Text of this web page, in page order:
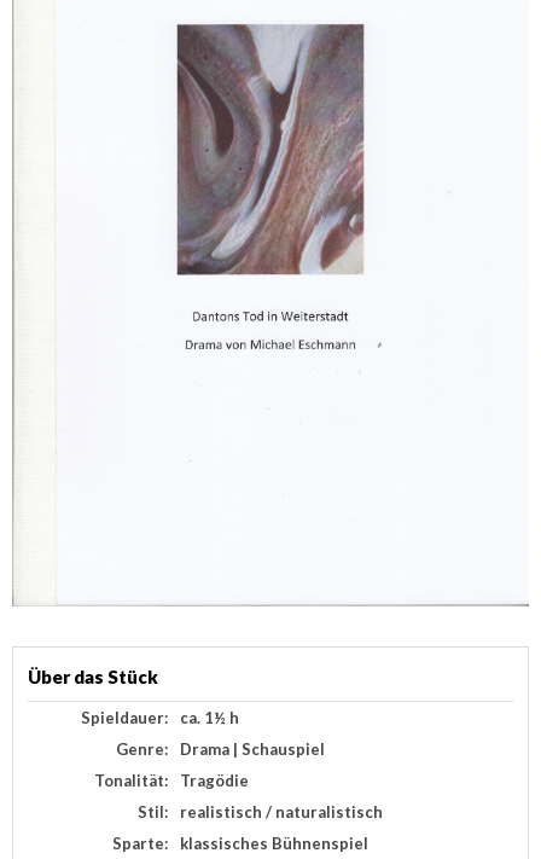
Über das Stück
Spieldauer:
ca. 1½ h
Genre:
Drama | Schauspiel
Tonalität:
Tragödie
Stil:
realistisch / naturalistisch
Sparte:
klassisches Bühnenspiel